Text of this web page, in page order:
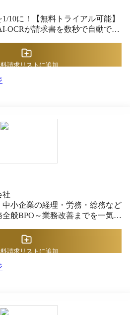
10に！【無料トライアル可能】
りできます。 さらに、過去の
て自動で入力補完し、振込データ
て支払い漏れをゼロに 支払金
また、毎月10日までに支払源
にも対応しています。 3. 稟
貫、内部統制を強化！ 請求
込をデジタルで完結したい企業様
請求リストに追加
社
中小企業の経理・労務・総務など
般BPO～業務改善までを一気通
ら対応可能な柔軟さが特長で、経
トパートナーとアシスタントスタ
ーします。また、ITツール導入
作成など、バックオフィスの仕
おり、独特な業務や業界特有の
請求リストに追加